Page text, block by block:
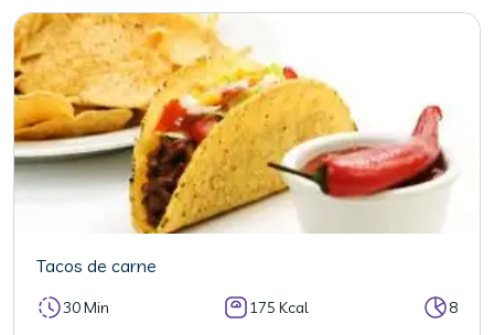
Tacos de carne
30 Min 175 Kcal 8